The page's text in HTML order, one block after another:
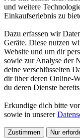
und weitere
Einkaufserlebnis zu
Dazu erfassen wir
Geräte. Diese nutzen
Website und um dir
sowie zur Analyse der
deine verschlüsselten
dir über deren Online-
du deren Dienste
Erkundige dich bitte
sowie in unserer
Zustimmen Nur